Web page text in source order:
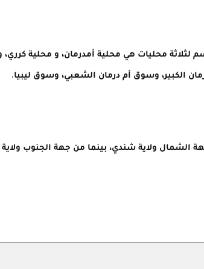
بحري على مساحة 614 كم مربع، وتنقسم لثلاثة محليات هي محلية
الكبير، وسوق أم درمان الشعبي، وسوق ليبيا.
ولاية شندي، بينما من جهة الجنوب ولاية